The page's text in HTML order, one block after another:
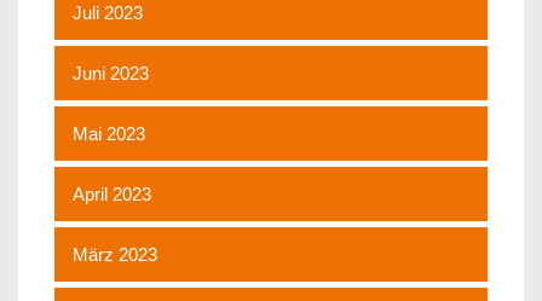
Juli 2023
Juni 2023
Mai 2023
April 2023
März 2023